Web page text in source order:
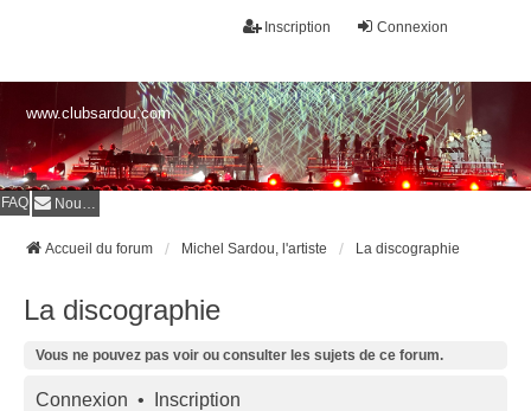
Connexion
Inscription
www.clubsardou.com
FAQ Nous contacter
Accueil du forum Michel Sardou, l'artiste La discographie
La discographie
Vous ne pouvez pas voir ou consulter les sujets de ce forum.
Connexion • Inscription